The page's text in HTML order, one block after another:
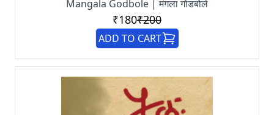
Mangala Godbole | मंगला गोडबोले
₹180₹200
ADD TO CART